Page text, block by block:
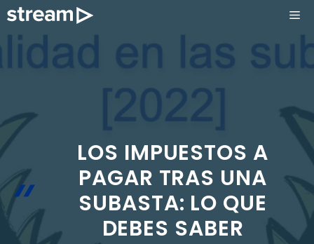
Saltar
contenido
LOS IMPUESTOS A
PAGAR TRAS UNA
SUBASTA: LO QUE
DEBES SABER